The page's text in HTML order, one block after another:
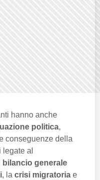
hanno anche
politica,
conseguenze della
al
bilancio generale
, la crisi migratoria e